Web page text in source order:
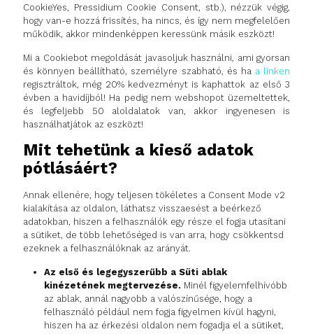
CookieYes, Pressidium Cookie Consent, stb.), nézzük végig,
hogy van-e hozzá frissítés, ha nincs, és így nem megfelelően
működik, akkor mindenképpen keressünk másik eszközt!
Mi a Cookiebot megoldását javasoljuk használni, ami gyorsan
és könnyen beállítható, személyre szabható, és ha a linken
regisztráltok, még 20% kedvezményt is kaphattok az első 3
évben a havidíjból! Ha pedig nem webshopot üzemeltettek,
és legfeljebb 50 aloldalatok van, akkor ingyenesen is
használhatjátok az eszközt!
Mit tehetünk a kieső adatok
pótlásáért?
Annak ellenére, hogy teljesen tökéletes a Consent Mode v2
kialakítása az oldalon, láthatsz visszaesést a beérkező
adatokban, hiszen a felhasználók egy része el fogja utasítani
a sütiket, de több lehetőséged is van arra, hogy csökkentsd
ezeknek a felhasználóknak az arányát.
Az első és legegyszerűbb a Süti ablak
kinézetének megtervezése. Minél figyelemfelhívóbb
az ablak, annál nagyobb a valószínűsége, hogy a
felhasználó például nem fogja figyelmen kívül hagyni,
hiszen ha az érkezési oldalon nem fogadja el a sütiket,